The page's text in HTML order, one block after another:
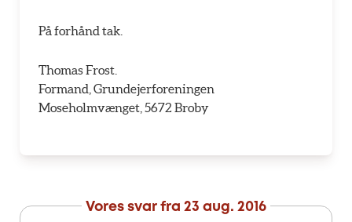
På forhånd tak.
Thomas Frost.
Formand, Grundejerforeningen
Moseholmvænget, 5672 Broby
Vores svar fra 23 aug. 2016